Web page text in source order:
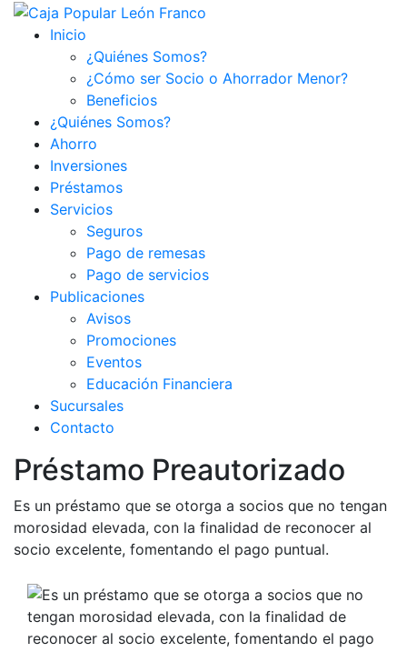
Inicio
¿Quiénes Somos?
¿Cómo ser Socio o Ahorrador Menor?
Beneficios
¿Quiénes Somos?
Ahorro
Inversiones
Préstamos
Servicios
Seguros
Pago de remesas
Pago de servicios
Publicaciones
Avisos
Promociones
Eventos
Educación Financiera
Sucursales
Contacto
Préstamo Preautorizado
Es un préstamo que se otorga a socios que no tengan
morosidad elevada, con la finalidad de reconocer al
socio excelente, fomentando el pago puntual.